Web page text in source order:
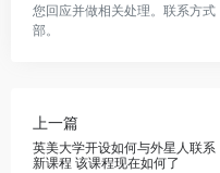
您回应并做相关处理。联系方
部。
上一篇
英美大学开设如何与外星人联系
新课程 该课程现在如何了